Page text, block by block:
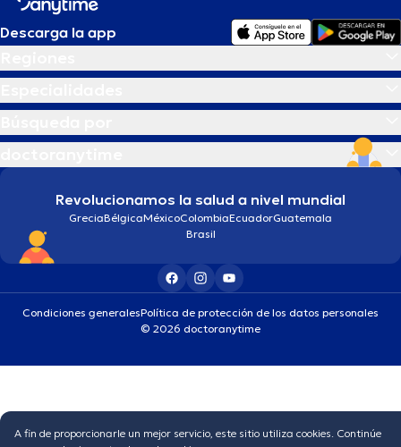
Descarga la app
Revolucionamos la salud a nivel mundial
GreciaBélgicaMéxicoColombiaEcuadorGuatemala
Brasil
Condiciones generalesPolítica de protección de los datos personales
© 2026 doctoranytime
A fin de proporcionarle un mejor servicio, este sitio utiliza cookies. Continúe